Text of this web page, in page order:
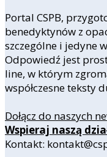
Portal CSPB,
benedyktynów z
szczególne i jedyne
Odpowiedź jest
line, w którym
współczesne teksty
Dołącz do naszych
Wspieraj naszą
Kontakt: